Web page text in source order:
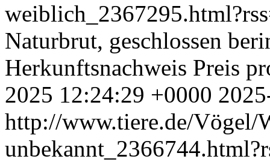
Naturbrut, geschlossen
Herkunftsnachweis Preis
2025 12:24:29 +0000
http://www.tiere.de/Vögel/